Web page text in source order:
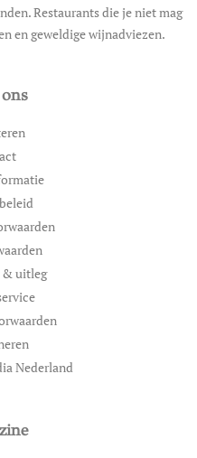
Restaurants die je niet mag
en geweldige wijnadviezen.
& uitleg
Nederland